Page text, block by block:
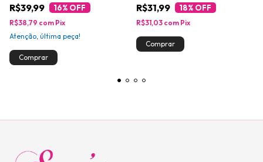
R$39,99 16% OFF
R$38,79 com Pix
Atenção, última peça!
R$31,99 18% OFF
R$31,03 com Pix